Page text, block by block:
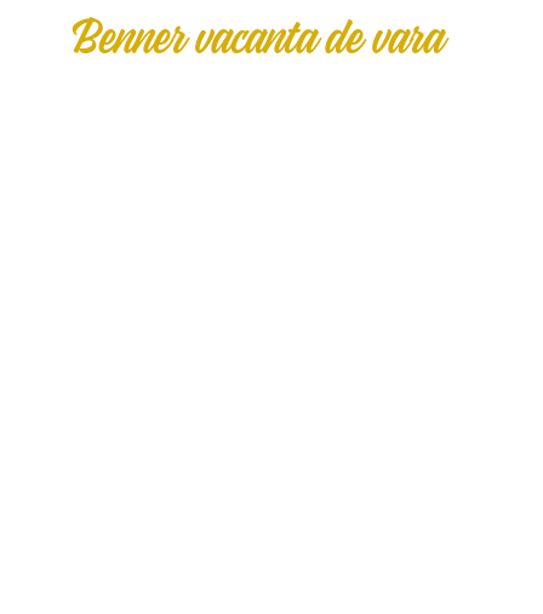
Benner vacanta de vara